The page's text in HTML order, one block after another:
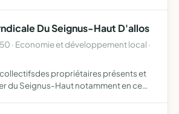
Du Seignus-Haut D'allos
· Economie et développement local ·
propriétaires présents et
du Seignus-Haut notamment en ce